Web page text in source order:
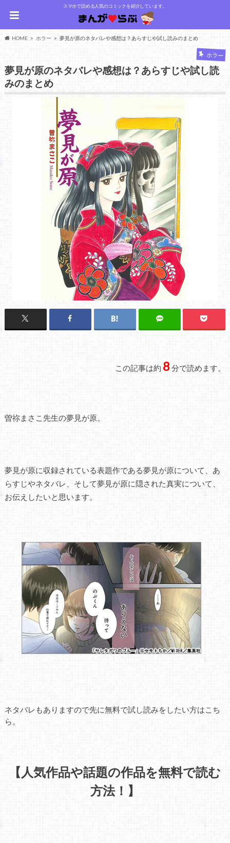
スマホで読める人気のコミックを紹介しています。
HOME ホラー 夢見が原のネタバレや感想は？あらすじや試し読みのまとめ
ホラー
夢見が原のネタバレや感想は？あらすじや試し読
みのまとめ
この記事は約 8分で読めます。
曽祢まさこ先生の夢見が原。
夢見が原に収録されている表題作である夢見が原について、あ
らすじやネタバレ、そして夢見が原に隠された真実について、
お伝えしたいと思います。
ネタバレもありますので先に無料で試し読みをしたい方はこち
ら。
【人気作品や話題の作品を無料で読む
方法！】